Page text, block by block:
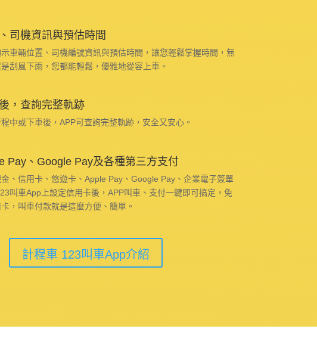
司機資訊與預估時間
車輛位置、司機編號資訊與預估時間，讓您輕鬆掌握時間，無
刮風下雨，您都能輕鬆，優雅地從容上車。
，查詢完整軌跡
中或下車後，APP可查詢完整軌跡，安全又安心。
Pay、Google Pay及各種第三方支付
、信用卡、悠遊卡、Apple Pay、Google Pay、企業電子簽單
叫車App上設定信用卡後，APP叫車、支付一鍵即可搞定，免
，叫車付款就是這麼方便、簡單。
計程車 123叫車App介紹